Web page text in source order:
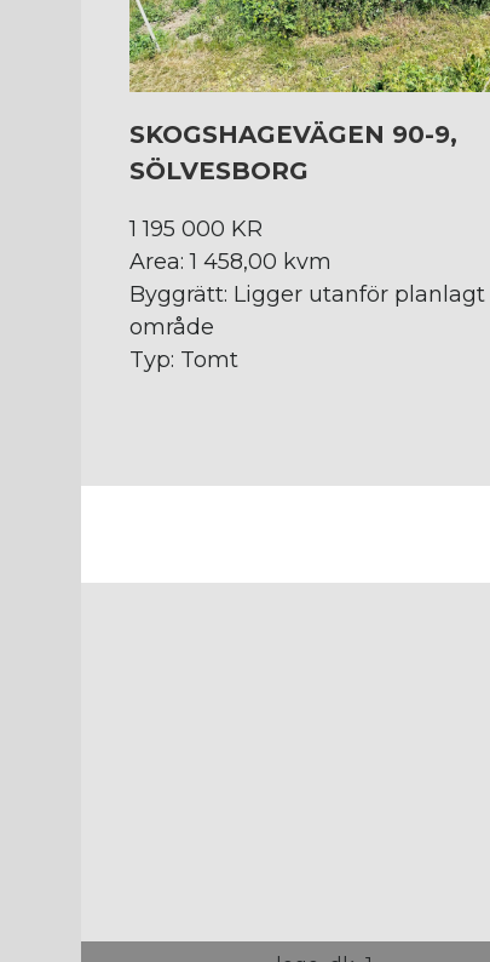
SKOGSHAGEVÄGEN 90-9,
SÖLVESBORG
1 195 000 KR
Area: 1 458,00 kvm
Byggrätt: Ligger utanför planlagt
område
Typ: Tomt